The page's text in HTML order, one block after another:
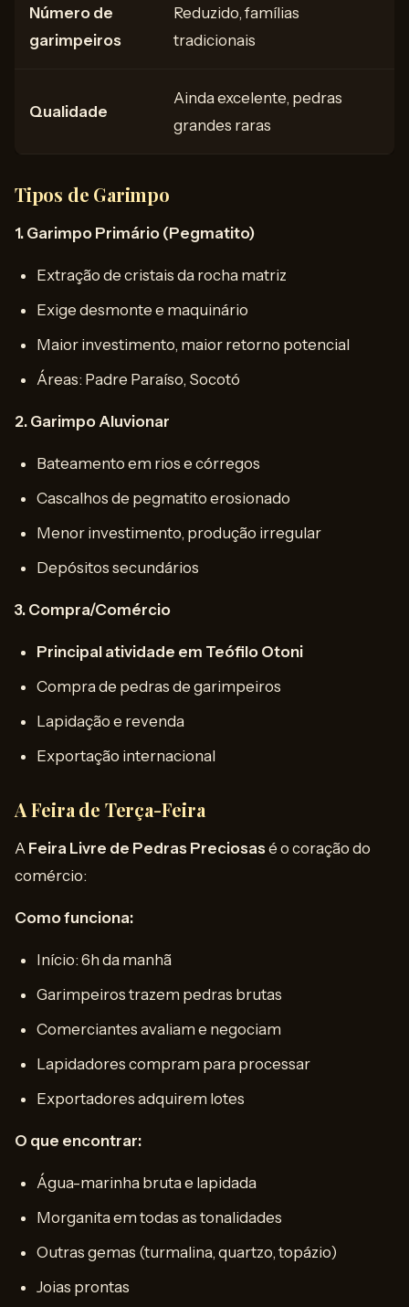
Número de
garimpeiros
Reduzido, famílias
tradicionais
Qualidade
Ainda excelente, pedras
grandes raras
Tipos de Garimpo
1. Garimpo Primário (Pegmatito)
Extração de cristais da rocha matriz
Exige desmonte e maquinário
Maior investimento, maior retorno potencial
Áreas: Padre Paraíso, Socotó
2. Garimpo Aluvionar
Bateamento em rios e córregos
Cascalhos de pegmatito erosionado
Menor investimento, produção irregular
Depósitos secundários
3. Compra/Comércio
Principal atividade em Teófilo Otoni
Compra de pedras de garimpeiros
Lapidação e revenda
Exportação internacional
A Feira de Terça-Feira
A Feira Livre de Pedras Preciosasé o coração do
comércio:
Como funciona:
Início: 6h da manhã
Garimpeiros trazem pedras brutas
Comerciantes avaliam e negociam
Lapidadores compram para processar
Exportadores adquirem lotes
O que encontrar:
Água-marinha bruta e lapidada
Morganita em todas as tonalidades
Outras gemas (turmalina, quartzo, topázio)
Joias prontas